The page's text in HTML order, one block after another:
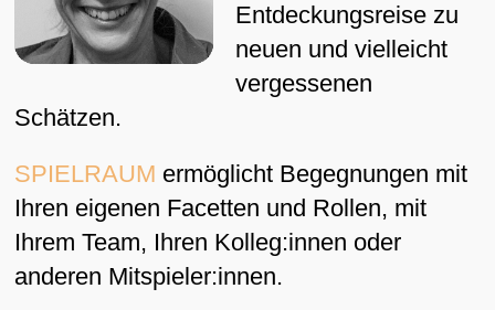
Entdeckungsreise zu
neuen und vielleicht
vergessenen
Schätzen.
SPIELRAUM ermöglicht Begegnungen mit
Ihren eigenen Facetten und Rollen, mit
Ihrem Team, Ihren Kolleg:innen oder
anderen Mitspieler:innen.